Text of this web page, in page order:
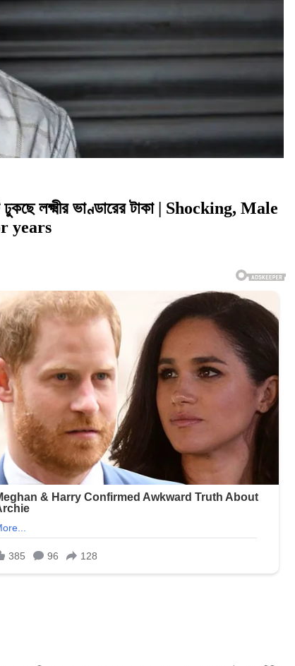
লক্ষ্মীর ভাণ্ডারের টাকা | Shocking, Male
years